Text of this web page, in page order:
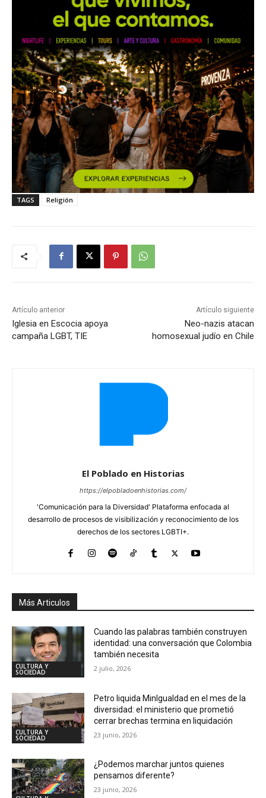
TAGS Religión
Artículo anterior
Iglesia en Escocia apoya
campaña LGBT, TIE
Artículo siguiente
Neo-nazis atacan
homosexual judío en Chile
El Poblado en Historias
https://elpobladoenhistorias.com/
'Comunicación para la Diversidad' Plataforma enfocada al
desarrollo de procesos de visibilización y reconocimiento de los
derechos de los sectores LGBTI+.
Más Articulos
CULTURA Y
SOCIEDAD
Cuando las palabras también construyen
identidad: una conversación que Colombia
también necesita
2 julio, 2026
CULTURA Y
SOCIEDAD
Petro liquida MinIgualdad en el mes de la
diversidad: el ministerio que prometió
cerrar brechas termina en liquidación
23 junio, 2026
¿Podemos marchar juntos quienes
pensamos diferente?
23 junio, 2026